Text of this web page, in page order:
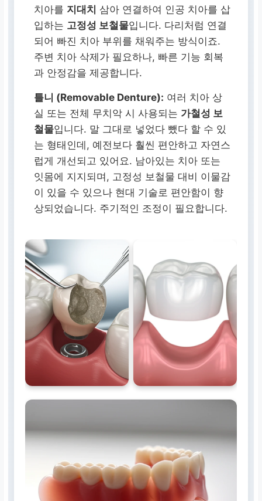
치아를 지대치 삼아 연결하여 인공 치아를 삽
입하는 고정성 보철물입니다. 다리처럼 연결
되어 빠진 치아 부위를 채워주는 방식이죠.
주변 치아 삭제가 필요하나, 빠른 기능 회복
과 안정감을 제공합니다.
틀니 (Removable Denture): 여러 치아 상
실 또는 전체 무치악 시 사용되는 가철성 보
철물입니다. 말 그대로 넣었다 뺐다 할 수 있
는 형태인데, 예전보다 훨씬 편안하고 자연스
럽게 개선되고 있어요. 남아있는 치아 또는
잇몸에 지지되며, 고정성 보철물 대비 이물감
이 있을 수 있으나 현대 기술로 편안함이 향
상되었습니다. 주기적인 조정이 필요합니다.